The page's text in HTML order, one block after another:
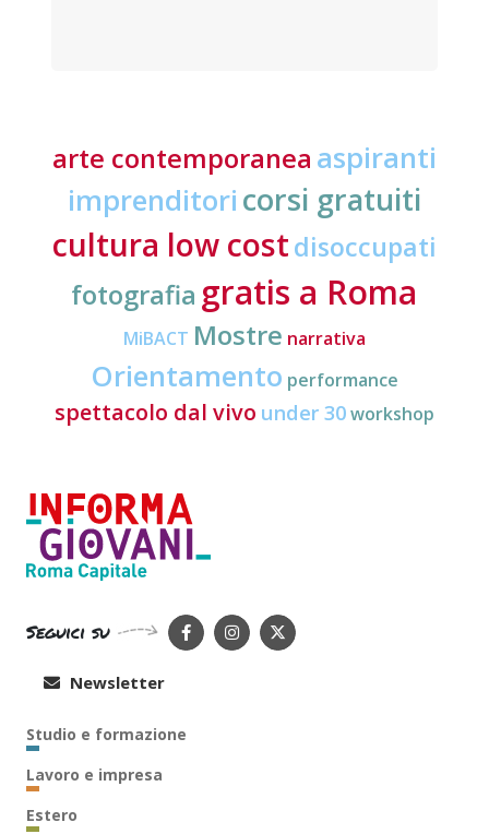
arte contemporanea aspiranti
imprenditori corsi gratuiti
cultura low costdisoccupati
fotografia gratis a Roma
MiBACT Mostre narrativa
Orientamento performance
spettacolo dal vivo under 30workshop
Seguici su
Newsletter
Studio e formazione
Lavoro e impresa
Estero